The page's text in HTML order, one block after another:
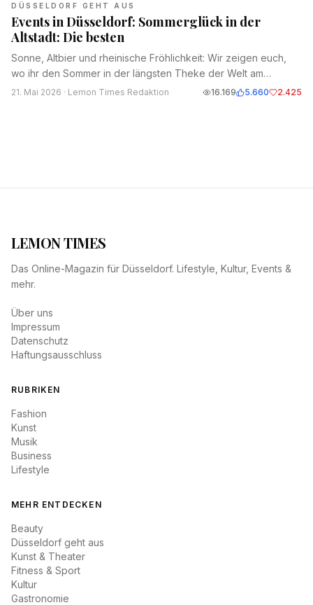
DÜSSELDORF GEHT AUS
Events in Düsseldorf: Sommerglück in der
Altstadt: Die besten
Sonne, Altbier und rheinische Fröhlichkeit: Wir zeigen euch,
wo ihr den Sommer in der längsten Theke der Welt am
schönsten geniest.
21. Mai 2026 · Lemon Times Redaktion 16.169 5.660 2.425
LEMON TIMES
Das Online-Magazin für Düsseldorf. Lifestyle, Kultur, Events &
mehr.
Über uns
Impressum
Datenschutz
Haftungsausschluss
RUBRIKEN
Fashion
Kunst
Musik
Business
Lifestyle
MEHR ENTDECKEN
Beauty
Düsseldorf geht aus
Kunst & Theater
Fitness & Sport
Kultur
Gastronomie